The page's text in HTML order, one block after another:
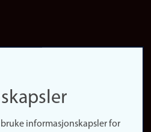
informasjonskapsler for